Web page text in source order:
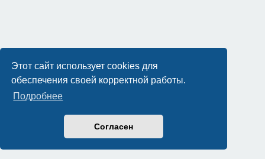
Этот сайт использует cookies для
обеспечения своей корректной работы.
Подробнее
Согласен